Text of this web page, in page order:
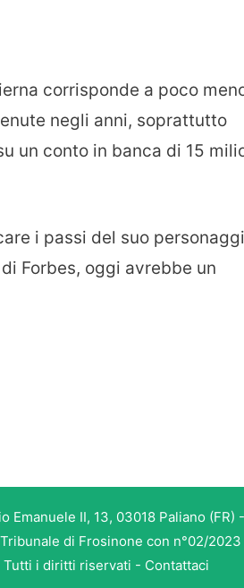
corrisponde a poco
negli anni, soprattutto
un conto in banca di 15
i passi del suo
Forbes, oggi avrebbe un
II, 13, 03018 Paliano
di Frosinone con n°02/
i diritti riservati - Contattaci